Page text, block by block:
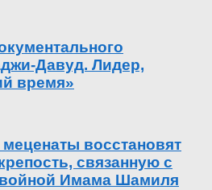
Давуд. Лидер,
время»
меценаты восстановят
связанную с
войной Имама Шамиля